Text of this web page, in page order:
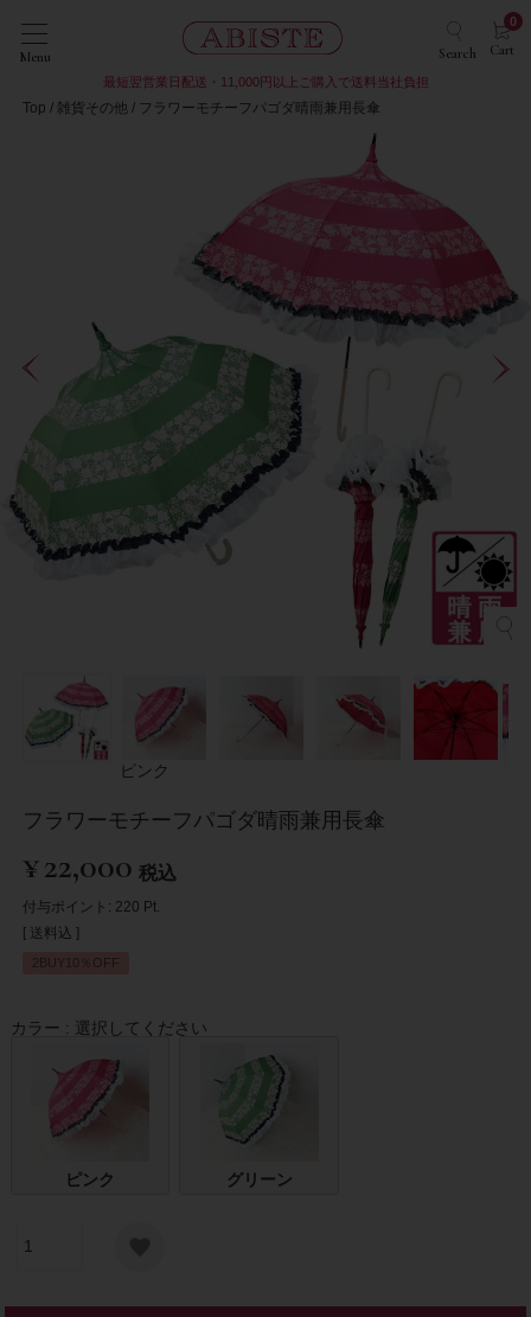
Menu Search Cart
0
最短翌営業日配送・11,000円以上ご購入で送料当社負担
Top 雑貨その他 フラワーモチーフパゴダ晴雨兼用長傘
ピンク
フラワーモチーフパゴダ晴雨兼用長傘
¥22,000 税込
付与ポイント: 220 Pt.
送料込
2BUY10％OFF
カラー 選択してください
ピンク グリーン